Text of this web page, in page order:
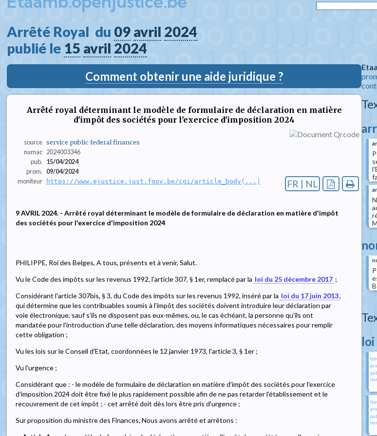
Arrêté Royal  du 09 avril 2024
publié le 15 avril 2024
Comment obtenir une aide juridique ?
Arrêté royal déterminant le modèle de formulaire de déclaration en matière
d'impôt des sociétés pour l'exercice d'imposition 2024
source service public federal finances
numac 2024003346
pub.
15/04/2024
prom.
09/04/2024
moniteur
https://www.ejustice.just.fgov.be/cgi/article_body(...) FR | NL
9 AVRIL 2024. - Arrêté royal déterminant le modèle de formulaire de déclaration en matière d'impôt
des sociétés pour l'exercice d'imposition 2024
PHILIPPE, Roi des Belges, A tous, présents et à venir, Salut.
Vu le Code des impôts sur les revenus 1992, l'article 307, § 1er, remplacé par la loi du 25 décembre 2017 ;
Considérant l'article 307bis, § 3, du Code des impôts sur les revenus 1992, inséré par la loi du 17 juin 2013,
qui détermine que les contribuables soumis à l'impôt des sociétés doivent introduire leur déclaration par
voie électronique, sauf s'ils ne disposent pas eux-mêmes, ou, le cas échéant, la personne qu'ils ont
mandatée pour l'introduction d'une telle déclaration, des moyens informatiques nécessaires pour remplir
cette obligation ;
Vu les lois sur le Conseil d'Etat, coordonnées le 12 janvier 1973, l'article 3, § 1er ;
Vu l'urgence ;
Considérant que : - le modèle de formulaire de déclaration en matière d'impôt des sociétés pour l'exercice
d'imposition 2024 doit être fixé le plus rapidement possible afin de ne pas retarder l'établissement et le
recouvrement de cet impôt ; - cet arrêté doit dès lors être pris d'urgence ;
Sur proposition du ministre des Finances, Nous avons arrêté et arrêtons :
loi